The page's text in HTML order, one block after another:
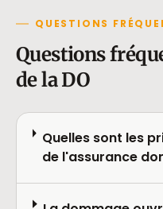
QUESTIONS
Questions
de la DO
Quelles sont les
de l'assurance